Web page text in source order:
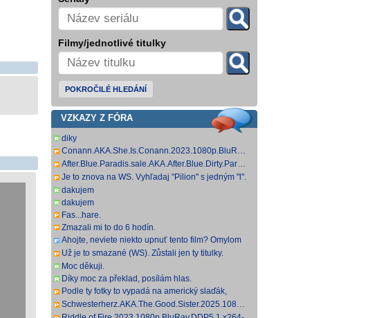
Filmy/jednotlivé titulky
POKROČILÉ HLEDÁNÍ
VZKAZY Z FÓRA
diky
Conann.AKA.She.Is.Conann.2023.1080p.BluRay.DDP5.1.x264-
SbR [14,53 GB]
SbR [15,19 GB]
Je to znova na WS. Vyhľadaj "Pilion" s jedným "l".
dakujem
dakujem
Fas...hare.
Zmazali mi to do 6 hodín.
Ahojte, neviete niekto upnuť tento film? Omylom
som ho vymazal a neviem ho nikde nájsť. Robil
som na
Už je to smazané (WS). Zůstali jen ty titulky.
Moc děkuji.
Díky moc za překlad, posílám hlas.
Podle ty fotky to vypadá na americký slaďák,
ovšem opak je pravdou..... Kdysi jsem četl i
Schwesterherz.AKA.The.Good.Sister.2025.1080p.AMZN.WEB-
DL.DDP5.1.H.264-cinepth [5,88 GB] Nemecké